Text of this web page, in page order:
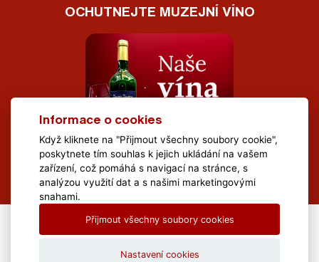
OCHUTNEJTE MUZEJNÍ VÍNO
All Rights Reserved Muzeum Brněnska © 2020, Webdesign by
Informace o cookies
Když kliknete na "Přijmout všechny soubory cookie",
poskytnete tím souhlas k jejich ukládání na vašem
zařízení, což pomáhá s navigací na stránce, s
analýzou využití dat a s našimi marketingovými
snahami.
Přijmout všechny soubory cookies
Nastavení cookies